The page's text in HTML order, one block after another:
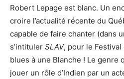
Robert Lepage est blanc. Un
croire l’actualité récente du
capable de faire chanter (dans
s’intituler SLAV, pour le
blues à une Blanche ! Le genre
jouer un rôle d’Indien par un